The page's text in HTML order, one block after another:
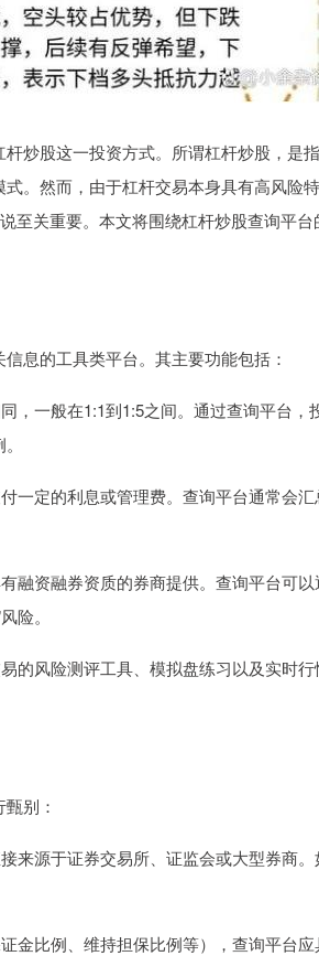
炒股这一投资方式。所谓杠杆炒股，是
。然而，由于杠杆交易本身具有高风险
至关重要。本文将围绕杠杆炒股查询平
息的工具类平台。其主要功能包括：
，一般在1:1到1:5之间。通过查询平台，
一定的利息或管理费。查询平台通常会
融资融券资质的券商提供。查询平台可
险。
的风险测评工具、模拟盘练习以及实时
别：
来源于证券交易所、证监会或大型券商
金比例、维持担保比例等），查询平台